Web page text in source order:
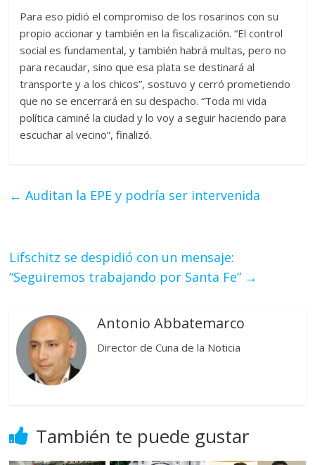
Para eso pidió el compromiso de los rosarinos con su
propio accionar y también en la fiscalización. “El control
social es fundamental, y también habrá multas, pero no
para recaudar, sino que esa plata se destinará al
transporte y a los chicos”, sostuvo y cerró prometiendo
que no se encerrará en su despacho. “Toda mi vida
política caminé la ciudad y lo voy a seguir haciendo para
escuchar al vecino”, finalizó.
← Auditan la EPE y podría ser intervenida
Lifschitz se despidió con un mensaje:
“Seguiremos trabajando por Santa Fe” →
Antonio Abbatemarco
Director de Cuna de la Noticia
También te puede gustar